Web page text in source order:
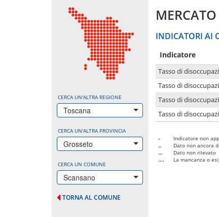
CERCA UN'ALTRA REGIONE
Toscana
CERCA UN'ALTRA PROVINCIA
Grosseto
CERCA UN COMUNE
Scansano
TORNA AL COMUNE
INDICATORI AI
Indicatore
Tasso di
Tasso di
Tasso di
Tasso di
-
Indicatore non
..
Dato non ancora
...
Dato non rilevato
....
La mancanza o